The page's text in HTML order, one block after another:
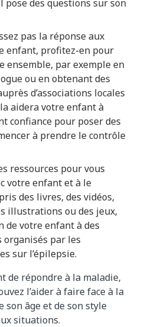
pose des questions sur son
pas la réponse aux
enfant, profitez-en pour
ensemble, par exemple en
ou en obtenant des
d’associations locales
aidera votre enfant à
confiance pour poser des
à prendre le contrôle
ressources pour vous
votre enfant et à le
des livres, des vidéos,
illustrations ou des jeux,
de votre enfant à des
organisés par les
sur l’épilepsie.
de répondre à la maladie,
l’aider à faire face à la
son âge et de son style
situations.